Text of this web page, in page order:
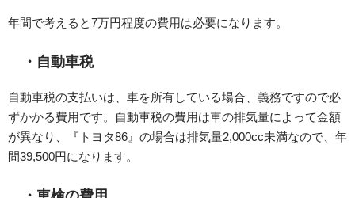
年間で考えると7万円程度の費用は必要になります。
・自動車税
自動車税の支払いは、車を所有している場合、義務ですので必
ずかかる費用です。自動車税の費用は車の排気量によって金額
が異なり、『トヨタ86』の場合は排気量2,000cc未満なので、年
間39,500円になります。